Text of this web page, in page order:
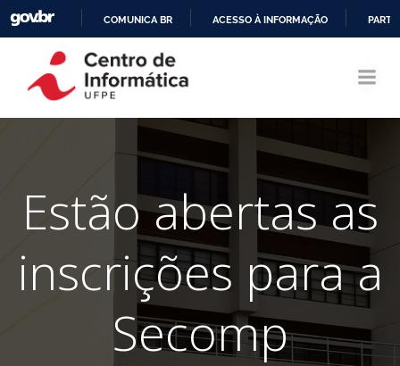
CONTEÚDO
COMUNICA BR ACESSO À INFORMAÇÃO
Estão abertas as
inscrições para a
Secomp